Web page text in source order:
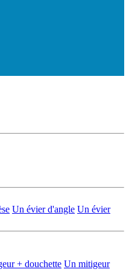
Un évier d'angle Un évier
+ douchette Un mitigeur